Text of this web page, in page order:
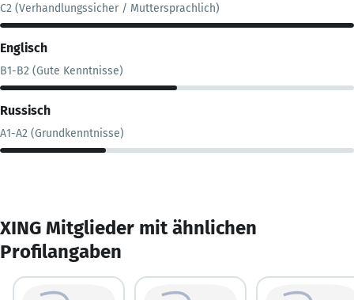
C2 (Verhandlungssicher / Muttersprachlich)
Englisch
B1-B2 (Gute Kenntnisse)
Russisch
A1-A2 (Grundkenntnisse)
XING Mitglieder mit ähnlichen
Profilangaben